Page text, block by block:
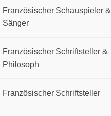
Französischer Schauspieler &
Sänger
Französischer Schriftsteller &
Philosoph
Französischer Schriftsteller